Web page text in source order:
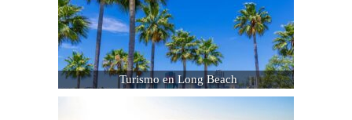
Turismo en Long Beach